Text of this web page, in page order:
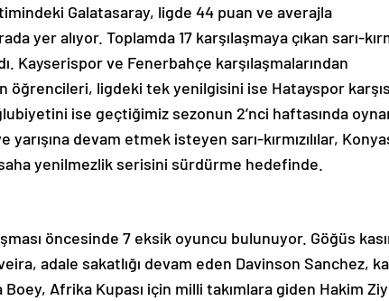
Galatasaray, ligde 44 puan ve averajla
yer alıyor. Toplamda 17 karşılaşmaya çıkan sarı-
Kayserispor ve Fenerbahçe karşılaşmalarından
öğrencileri, ligdeki tek yenilgisini ise Hatayspor
ise geçtiğimiz sezonun 2’nci haftasında
yarışına devam etmek isteyen sarı-kırmızılılar,
saha yenilmezlik serisini sürdürme hedefinde.
öncesinde 7 eksik oyuncu bulunuyor. Göğüs
adale sakatlığı devam eden Davinson Sanchez,
Boey, Afrika Kupası için milli takımlara giden Hakim